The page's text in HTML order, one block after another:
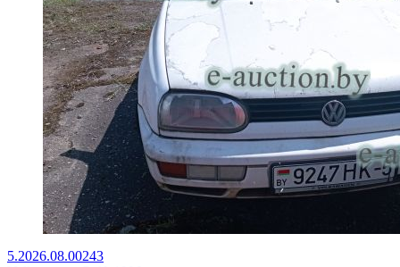
5.2026.08.00243